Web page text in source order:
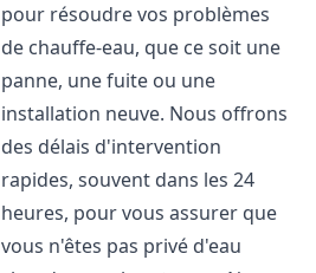
pour résoudre vos problèmes
de chauffe-eau, que ce soit une
panne, une fuite ou une
installation neuve. Nous offrons
des délais d'intervention
rapides, souvent dans les 24
heures, pour vous assurer que
vous n'êtes pas privé d'eau